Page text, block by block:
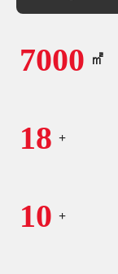
7000 ㎡
18 +
10 +